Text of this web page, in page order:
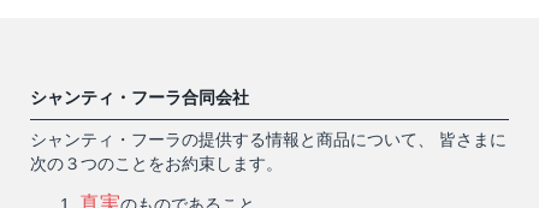
シャンティ・フーラ合同会社
シャンティ・フーラの提供する情報と商品について、 皆さまに
次の３つのことをお約束します。
のものであること